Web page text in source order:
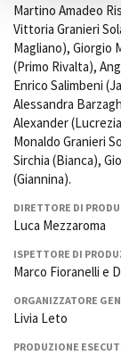
Martino Amadeo
Vittoria Granieri
Magliano), Giorgio
(Primo Rivalta),
Enrico Salimbeni
Alessandra
Alexander
Monaldo Granieri
Sirchia (Bianca),
(Giannina).
DIRETTORE DI
Luca Mezzaroma
ISPETTORE DI
Marco Fioranelli e
ORGANIZZATORE
Livia Leto
PRODUZIONE